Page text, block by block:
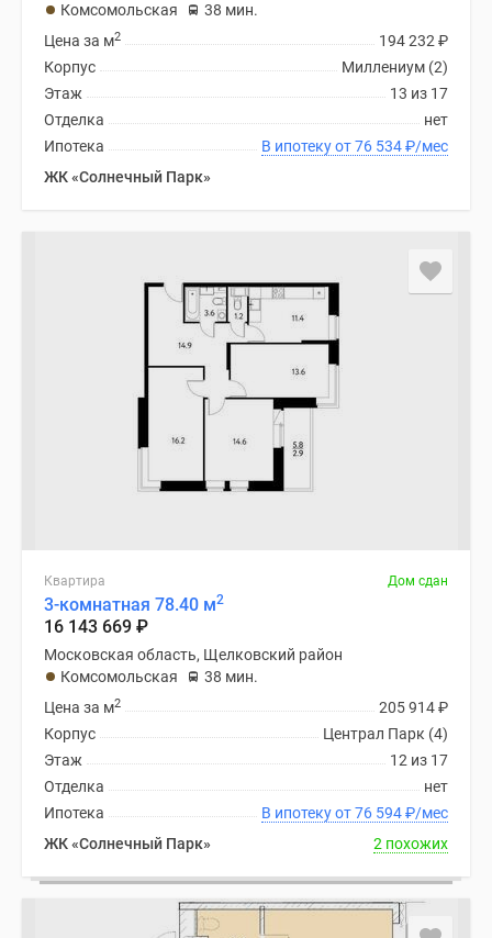
Комсомольская
38 мин.
194 232 ₽
Цена за м2
Миллениум (2)
Корпус
13 из 17
Этаж
нет
Отделка
В ипотеку от 76 534₽/мес
Ипотека
ЖК «Солнечный Парк»
Квартира Дом сдан
3-комнатная 78.40 м2
16 143 669 ₽
Московская область, Щелковский район
Комсомольская
38 мин.
205 914₽
Цена за м2
Централ Парк (4)
Корпус
12 из 17
Этаж
нет
Отделка
В ипотеку от 76 594₽/мес
Ипотека
ЖК «Солнечный Парк»
2 похожих